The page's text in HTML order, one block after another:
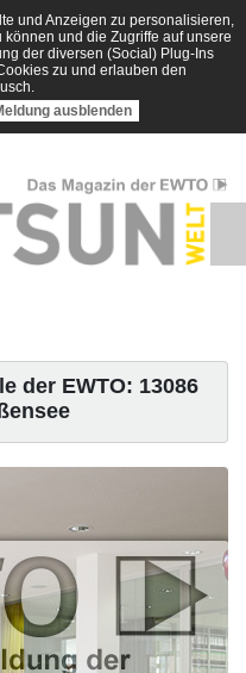
und Anzeigen zu personalisieren,
und die Zugriffe auf unsere
der diversen (Social) Plug-Ins
zu und erlauben den
ausblenden
der EWTO: 13086